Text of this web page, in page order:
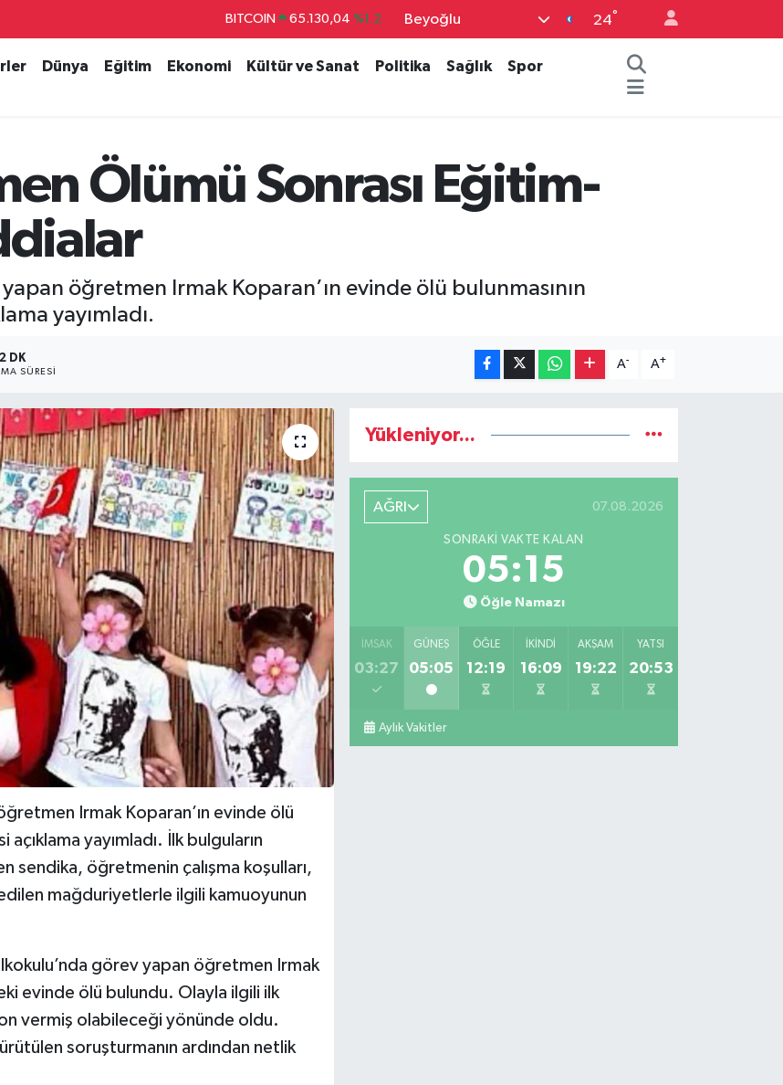
BITCOIN 65.130,04 %1.2
BİST100 13.773 %-19
Beyoğlu 24°
Dünya Eğitim Ekonomi Kültür ve Sanat Politika Sağlık
Spor
Ölümü Sonrası Eğitim-
öğretmen Irmak Koparan’ın evinde ölü bulunmasının
yayımladı.
2 DK
SÜRESI
A- A+
Irmak Koparan’ın evinde ölü
açıklama yayımladı. İlk bulguların
sendika, öğretmenin çalışma koşulları,
mağduriyetlerle ilgili kamuoyunun
görev yapan öğretmen Irmak
evinde ölü bulundu. Olayla ilgili ilk
vermiş olabileceği yönünde oldu.
soruşturmanın ardından netlik
Yükleniyor...
AĞRI 07.08.2026
SONRAKI VAKTE KALAN
05:14
Öğle Namazı
İMSAK
03:27
GÜNEŞ
05:05
ÖĞLE
12:19
İKINDI
16:09
AKŞAM
19:22
YATSI
20:53
Aylık Vakitler